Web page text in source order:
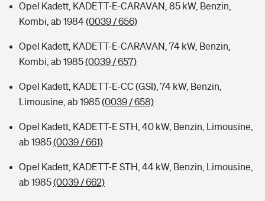
Opel Kadett, KADETT-E-CARAVAN, 85 kW, Benzin,
Kombi, ab 1984(0039 / 656)
Opel Kadett, KADETT-E-CARAVAN, 74 kW, Benzin,
Kombi, ab 1985(0039 / 657)
Opel Kadett, KADETT-E-CC (GSI), 74 kW, Benzin,
Limousine, ab 1985(0039 / 658)
Opel Kadett, KADETT-E STH, 40 kW, Benzin, Limousine,
ab 1985(0039 / 661)
Opel Kadett, KADETT-E STH, 44 kW, Benzin, Limousine,
ab 1985(0039 / 662)